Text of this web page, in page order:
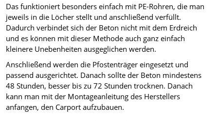
Das funktioniert besonders einfach mit PE-Rohren, die man
jeweils in die Löcher stellt und anschließend verfüllt.
Dadurch verbindet sich der Beton nicht mit dem Erdreich
und es können mit dieser Methode auch ganz einfach
kleinere Unebenheiten ausgeglichen werden.
Anschließend werden die Pfostenträger eingesetzt und
passend ausgerichtet. Danach sollte der Beton mindestens
48 Stunden, besser bis zu 72 Stunden trocknen. Danach
kann man mit der Montageanleitung des Herstellers
anfangen, den Carport aufzubauen.